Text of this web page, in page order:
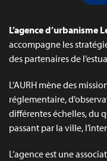
L’agence d’urbanisme
accompagne les
des partenaires de
L’AURH mène des
réglementaire,
différentes échelles, du
passant par la ville,
L’agence est une